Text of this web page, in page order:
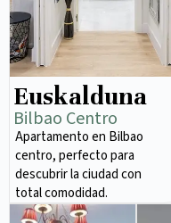
Euskalduna
Bilbao Centro
Apartamento en Bilbao
centro, perfecto para
descubrir la ciudad con
total comodidad.